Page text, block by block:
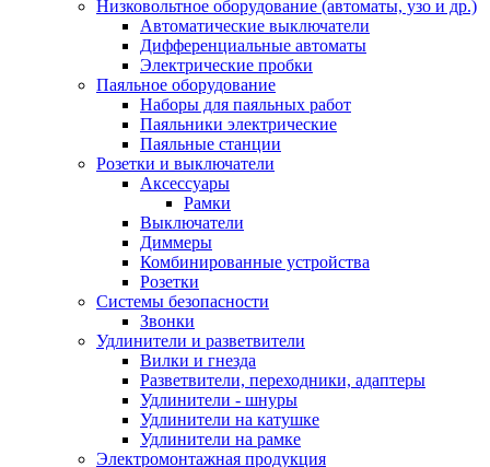
Низковольтное оборудование (автоматы, узо и др.)
Автоматические выключатели
Дифференциальные автоматы
Электрические пробки
Паяльное оборудование
Наборы для паяльных работ
Паяльники электрические
Паяльные станции
Розетки и выключатели
Аксессуары
Рамки
Выключатели
Диммеры
Комбинированные устройства
Розетки
Системы безопасности
Звонки
Удлинители и разветвители
Вилки и гнезда
Разветвители, переходники, адаптеры
Удлинители - шнуры
Удлинители на катушке
Удлинители на рамке
Электромонтажная продукция